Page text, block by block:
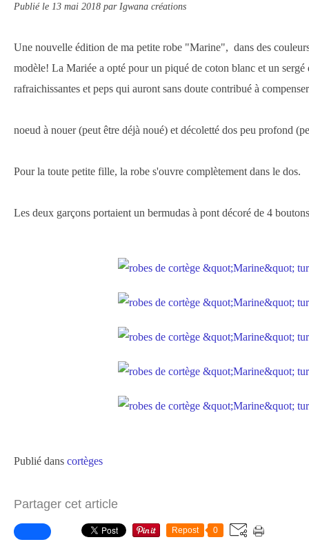
Publié le 13 mai 2018 par Igwana créations
Une nouvelle édition de ma petite robe "Marine", dans des
modèle! La Mariée a opté pour un piqué de coton blanc et un sergé
rafraichissantes et peps qui auront sans doute contribué à
noeud à nouer (peut être déjà noué) et décoletté dos peu profond
Pour la toute petite fille, la robe s'ouvre complètement dans le dos.
Les deux garçons portaient un bermudas à pont décoré de 4
Publié dans cortèges
Partager cet article
Repost 0